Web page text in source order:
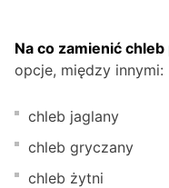
Na co zamienić
opcje, między innymi:
chleb jaglany
chleb gryczany
chleb żytni